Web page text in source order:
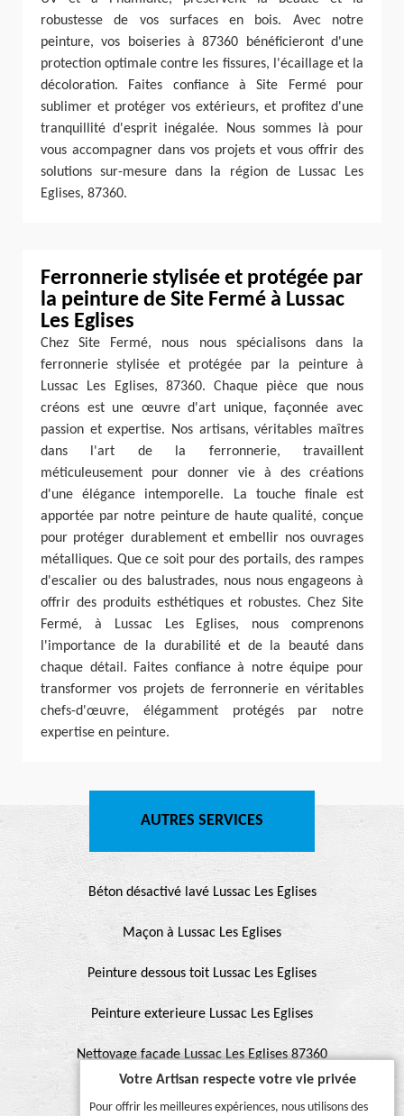
robustesse de vos surfaces en bois. Avec notre
peinture, vos boiseries à 87360 bénéficieront d'une
protection optimale contre les fissures, l'écaillage et la
décoloration. Faites confiance à Site Fermé pour
sublimer et protéger vos extérieurs, et profitez d'une
tranquillité d'esprit inégalée. Nous sommes là pour
vous accompagner dans vos projets et vous offrir des
solutions sur-mesure dans la région de Lussac Les
Eglises, 87360.
Ferronnerie stylisée et protégée par
la peinture de Site Fermé à Lussac
Les Eglises
Chez Site Fermé, nous nous spécialisons dans la
ferronnerie stylisée et protégée par la peinture à
Lussac Les Eglises, 87360. Chaque pièce que nous
créons est une œuvre d'art unique, façonnée avec
passion et expertise. Nos artisans, véritables maîtres
dans l'art de la ferronnerie, travaillent
méticuleusement pour donner vie à des créations
d'une élégance intemporelle. La touche finale est
apportée par notre peinture de haute qualité, conçue
pour protéger durablement et embellir nos ouvrages
métalliques. Que ce soit pour des portails, des rampes
d'escalier ou des balustrades, nous nous engageons à
offrir des produits esthétiques et robustes. Chez Site
Fermé, à Lussac Les Eglises, nous comprenons
l'importance de la durabilité et de la beauté dans
chaque détail. Faites confiance à notre équipe pour
transformer vos projets de ferronnerie en véritables
chefs-d'œuvre, élégamment protégés par notre
expertise en peinture.
AUTRES SERVICES
Béton désactivé lavé Lussac Les Eglises
Maçon à Lussac Les Eglises
Peinture dessous toit Lussac Les Eglises
Peinture exterieure Lussac Les Eglises
Nettoyage façade Lussac Les Eglises 87360
Votre Artisan respecte votre vie privée
Pour offrir les meilleures expériences, nous utilisons des